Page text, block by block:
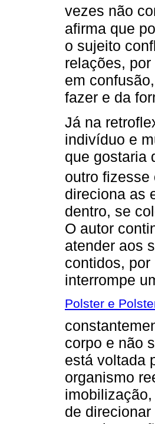
vezes não
afirma que
o sujeito
relações,
em
fazer e da
Já na
indivíduo e
que gostaria
outro
direciona as
dentro, se
O autor
atender aos
contidos,
interrompe
Polster e
corpo e não
está voltada
organismo
de